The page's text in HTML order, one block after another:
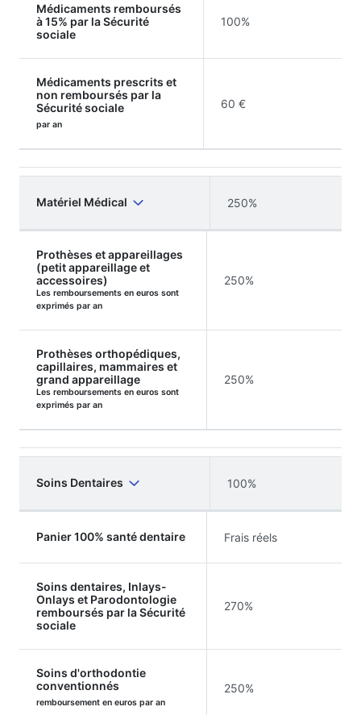
Médicaments remboursés
à 15% par la Sécurité
sociale
100%
Médicaments prescrits et
non remboursés par la
Sécurité sociale
par an
60 €
Matériel Médical 250%
Prothèses et appareillages
(petit appareillage et
accessoires)
Les remboursements en euros sont
exprimés par an
250%
Prothèses orthopédiques,
capillaires, mammaires et
grand appareillage
Les remboursements en euros sont
exprimés par an
250%
Soins Dentaires 100%
Panier 100% santé dentaire Frais réels
Soins dentaires, Inlays-
Onlays et Parodontologie
remboursés par la Sécurité
sociale
270%
Soins d'orthodontie
conventionnés
remboursement en euros par an
250%